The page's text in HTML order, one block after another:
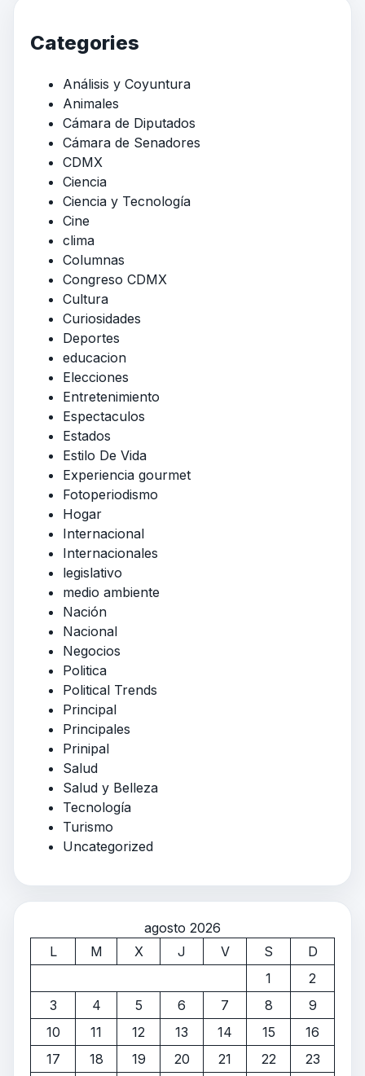
Categories
Análisis y Coyuntura
Animales
Cámara de Diputados
Cámara de Senadores
CDMX
Ciencia
Ciencia y Tecnología
Cine
clima
Columnas
Congreso CDMX
Cultura
Curiosidades
Deportes
educacion
Elecciones
Entretenimiento
Espectaculos
Estados
Estilo De Vida
Experiencia gourmet
Fotoperiodismo
Hogar
Internacional
Internacionales
legislativo
medio ambiente
Nación
Nacional
Negocios
Politica
Political Trends
Principal
Principales
Prinipal
Salud
Salud y Belleza
Tecnología
Turismo
Uncategorized
agosto 2026
L
M X J V S
D
1
2
3
4 5 6 7 8
9
10
11 12 13 14 15
16
17
18 19 20 21 22
23